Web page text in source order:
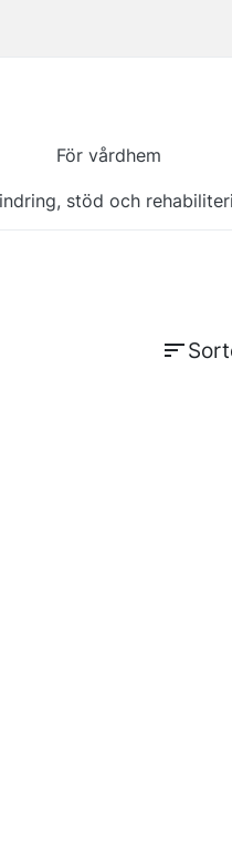
För vårdhem
stöd och
sort